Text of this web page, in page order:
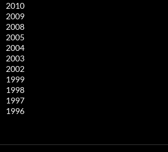
2010
2009
2008
2005
2004
2003
2002
1999
1998
1997
1996